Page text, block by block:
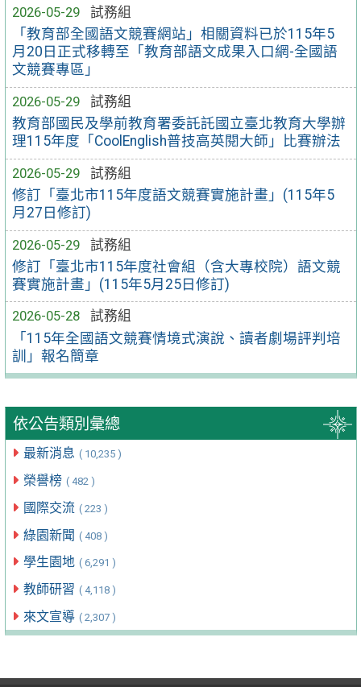
2026-05-29
試務組
「教育部全國語文競賽網站」相關資料已於115年5
月20日正式移轉至「教育部語文成果入口網-全國語
文競賽專區」
2026-05-29
試務組
教育部國民及學前教育署委託託國立臺北教育大學辦
理115年度「CoolEnglish普技高英閱大師」比賽辦法
2026-05-29
試務組
修訂「臺北市115年度語文競賽實施計畫」(115年5
月27日修訂)
2026-05-29
試務組
修訂「臺北市115年度社會組（含大專校院）語文競
賽實施計畫」(115年5月25日修訂)
2026-05-28
試務組
「115年全國語文競賽情境式演說、讀者劇場評判培
訓」報名簡章
依公告類別彙總
最新消息 ( 10,235 )
榮譽榜 ( 482 )
國際交流 ( 223 )
綠園新聞 ( 408 )
學生園地 ( 6,291 )
教師研習 ( 4,118 )
來文宣導 ( 2,307 )